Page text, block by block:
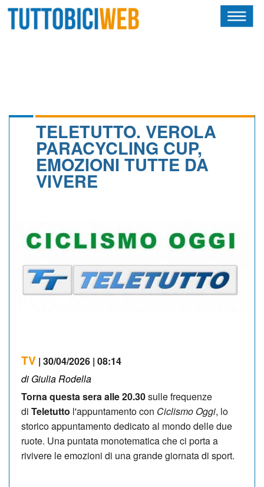
CALENDARIO
TELETUTTO. VEROLA
PARACYCLING CUP,
EMOZIONI TUTTE DA
VIVERE
TV | 30/04/2026 | 08:14
di Giulia Rodella
Torna questa sera alle 20.30sulle frequenze
di Teletutto l'appuntamento con Ciclismo Oggi, lo
storico appuntamento dedicato al mondo delle due
ruote. Una puntata monotematica che ci porta a
rivivere le emozioni di una grande giornata di sport.